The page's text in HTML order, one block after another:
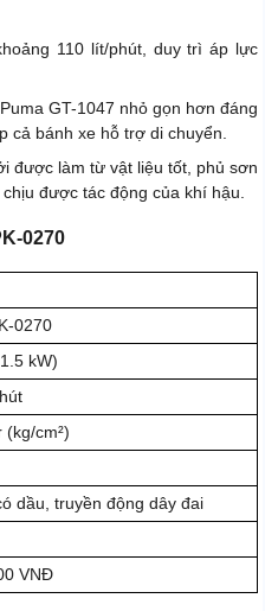
110 lít/phút, duy trì áp lực
GT-1047 nhỏ gọn hơn đáng
cả bánh xe hỗ trợ di chuyển.
được làm từ vật liệu tốt, phủ sơn
được tác động của khí hậu.
0270
0270
kW)
(kg/cm²)
dầu, truyền động dây đai
VNĐ